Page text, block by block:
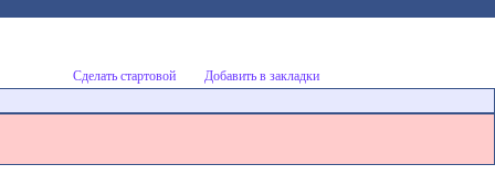
Сделать стартовой
Добавить в закладки